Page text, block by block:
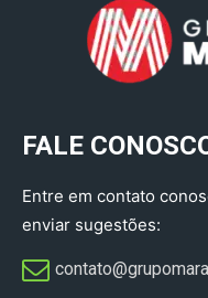
FALE
Entre em contato
enviar sugestões: